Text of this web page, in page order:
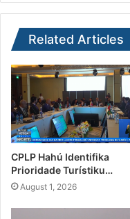
Related Articles
CPLP Hahú Identifika
Prioridade Turístiku…
August 1, 2026